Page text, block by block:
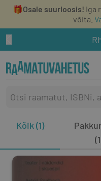
🎁Osale suurloosis! Iga
võita.
Kõik (1)